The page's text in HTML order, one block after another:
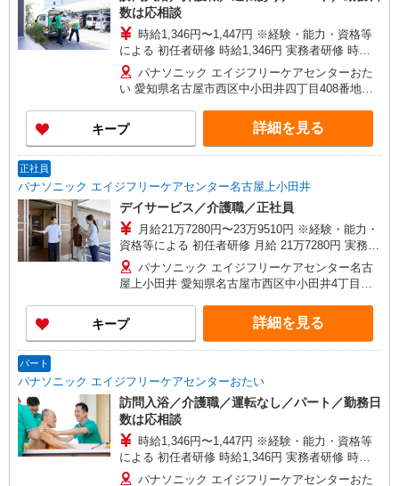
数は応相談
時給1,346円〜1,447円 ※経験・能力・資格等
による 初任者研修 時給1,346円 実務者研修 時給
1,346円 介護福祉士 時給1,447円 ※サービス提供8
件目以降〜1,000円/件 手当あり ※一律処遇改善加
算含む 〇時間外勤務手当 〇土日祝勤務手当 〇無
事故無違反表彰金 〇年末年始勤務手当
パナソニック エイジフリーケアセンターおた
い 愛知県名古屋市西区中小田井四丁目408番地の1
キープ 詳細を見る
正社員
パナソニック エイジフリーケアセンター名古屋上小田井
デイサービス／介護職／正社員
月給21万7280円〜23万9510円 ※経験・能力・
資格等による 初任者研修 月給 21万7280円 実務者
研修 月給 22万980円 介護福祉士 月給 23万3330円
社会福祉士 月給 23万9510円 ※一律処遇改善加算
含む 〇資格手当 〇職種手当 〇業務手当 〇時間外
勤務手当 〇休日勤務手当 〇無事故無違反表彰金
〇年末年始勤務手当
パナソニック エイジフリーケアセンター名古
屋上小田井 愛知県名古屋市西区中小田井4丁目
キープ 詳細を見る
パート
パナソニック エイジフリーケアセンターおたい
訪問入浴／介護職／運転なし／パート／勤務日
数は応相談
時給1,346円〜1,447円 ※経験・能力・資格等
による 初任者研修 時給1,346円 実務者研修 時給
1,346円 介護福祉士 時給1,447円 ※サービス提供8
パナソニック エイジフリーケアセンターおた